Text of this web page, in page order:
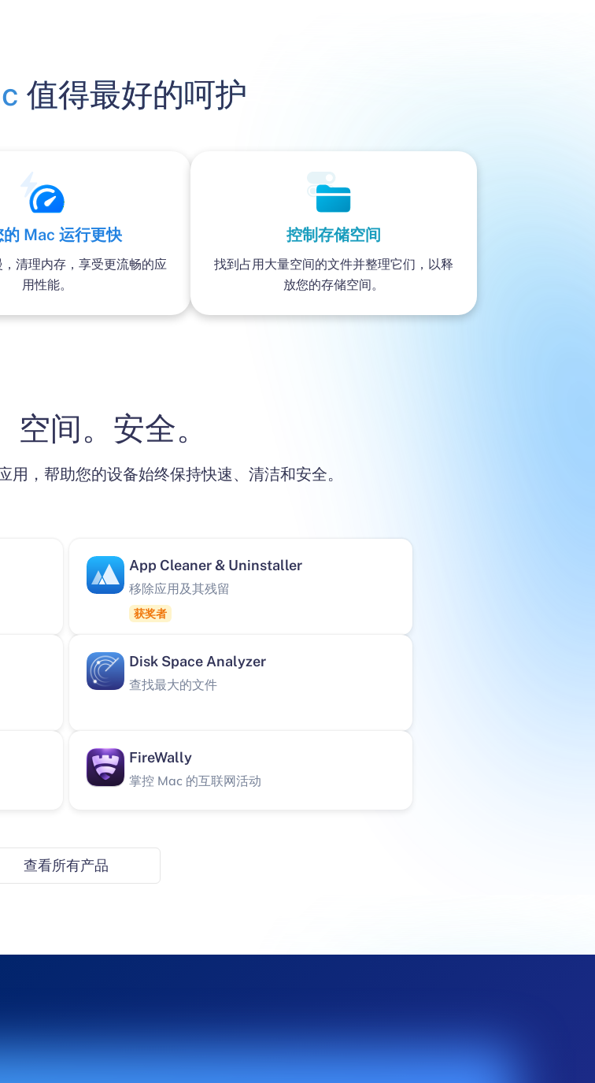
值得最好的呵护
的 Mac 运行更快
清理内存，享受更流畅的应
用性能。
控制存储空间
找到占用大量空间的文件并整理它们，以释
放您的存储空间。
空间。安全。
，帮助您的设备始终保持快速、清洁和安全。
App Cleaner & Uninstaller
移除应用及其残留
获奖者
Disk Space Analyzer
查找最大的文件
FireWally
掌控 Mac 的互联网活动
查看所有产品